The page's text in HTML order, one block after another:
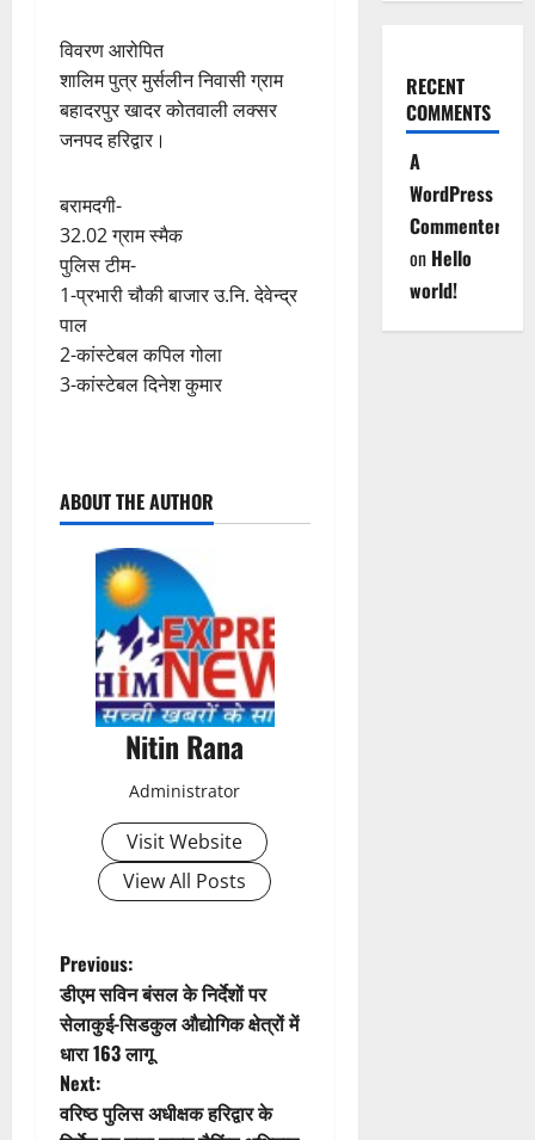
विवरण आरोपित
शालिम पुत्र मुर्सलीन निवासी ग्राम
बहादरपुर खादर कोतवाली लक्सर
जनपद हरिद्वार।
बरामदगी-
32.02 ग्राम स्मैक
पुलिस टीम-
1-प्रभारी चौकी बाजार उ.नि. देवेन्द्र
पाल
2-कांस्टेबल कपिल गोला
3-कांस्टेबल दिनेश कुमार
o
t
i
o
n
ABOUT THE AUTHOR
Nitin Rana
Administrator
Visit Website
View All Posts
P
o
s
t
Previous:
डीएम सविन बंसल के निर्देशों पर
सेलाकुई-सिडकुल औद्योगिक क्षेत्रों में
धारा 163 लागू
Next:
वरिष्ठ पुलिस अधीक्षक हरिद्वार के
RECENT
COMMENTS
A
WordPress
Commenter
on Hello
world!